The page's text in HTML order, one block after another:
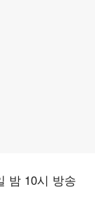
밤 10시 방송